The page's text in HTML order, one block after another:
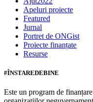
Apeluri proiecte
Featured
Jurnal
Portret de ONGist
Proiecte finanțate
Resurse
#ÎNSTAREDEBINE
Este un program de